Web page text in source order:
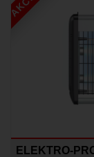
ELEKTRO-